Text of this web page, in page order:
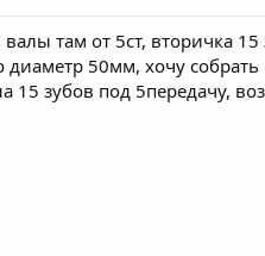
валы там от 5ст, вторичка
50мм, хочу
зубов под 5передачу,